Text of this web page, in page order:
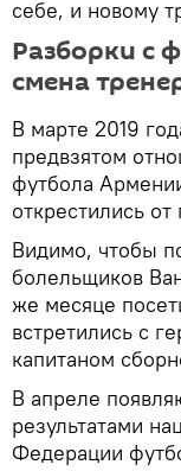
себе, и новому
Разборки с
смена
В марте 2019
предвзятом
футбола
открестились
Видимо, чтобы
болельщиков
же месяце
встретились с
капитаном
В апреле
результатами
Федерации